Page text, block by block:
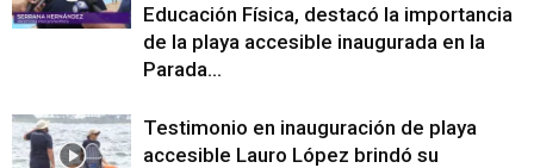
Educación Física, destacó la importancia
de la playa accesible inaugurada en la
Parada...
Testimonio en inauguración de playa
accesible Lauro López brindó su